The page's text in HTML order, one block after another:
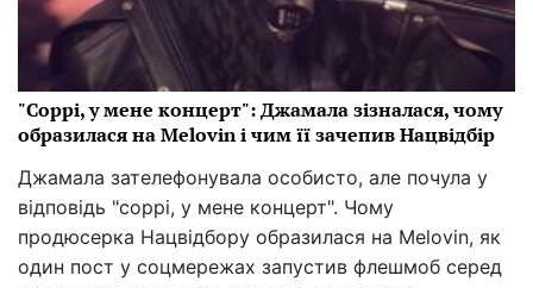
"Соррі, у мене концерт": Джамала зізналася, чому
образилася на Melovin і чим її зачепив Нацвідбір
Джамала зателефонувала особисто, але почула у
відповідь "соррі, у мене концерт". Чому
продюсерка Нацвідбору образилася на Melovin, як
один пост у соцмережах запустив флешмоб серед